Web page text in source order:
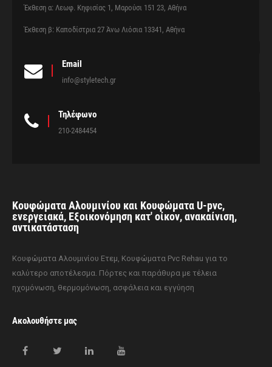
Έκθεση α: Λεωφ. Κηφισίας 1, Μαρούσι 151 23, Αθήνα
Έκθεση β: Καποδίστρια 27 Άνω Λιόσια 13341, Αθήνα
Email
info@styletech.gr
Τηλέφωνο
210-2484454
Κουφώματα Αλουμινίου και Κουφώματα U-pvc,
ενεργειακά, Εξοικονόμηση κατ' οίκον, ανακαίνιση,
αντικατάσταση
Κουφώματα Αλουμινίου Ετεμ, Κουφώματα Pvc Rehau για το
καλύτερο αποτέλεσμα. Πόρτες και παράθυρα με τέλεια
ηχομόνωση, θερμομόνωση, ασφάλεια και εγγύηση
Ακολουθήστε μας